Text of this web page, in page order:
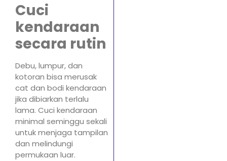
Cuci
kendaraan
secara rutin
Debu, lumpur, dan
kotoran bisa merusak
cat dan bodi kendaraan
jika dibiarkan terlalu
lama. Cuci kendaraan
minimal seminggu sekali
untuk menjaga tampilan
dan melindungi
permukaan luar.